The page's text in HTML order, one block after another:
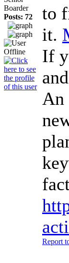
Boarder
Posts: 72
to
it.
If
An
Report